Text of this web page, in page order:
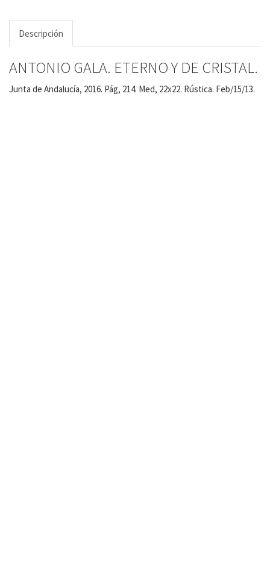
Descripción
ANTONIO GALA. ETERNO Y DE CRISTAL.
Junta de Andalucía, 2016. Pág, 214. Med, 22x22. Rústica. Feb/15/13.